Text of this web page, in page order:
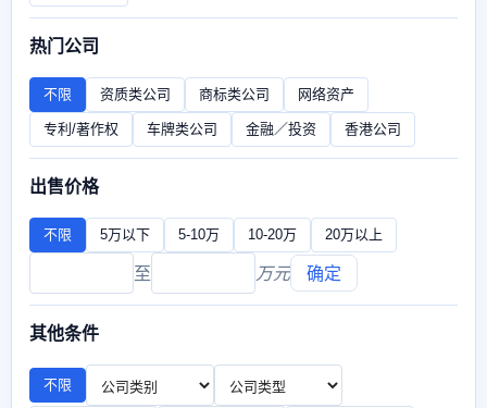
热门公司
不限 资质类公司 商标类公司 网络资产
专利/著作权 车牌类公司 金融／投资 香港公司
出售价格
不限 5万以下 5-10万 10-20万 20万以上
至 万元 确定
其他条件
不限